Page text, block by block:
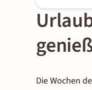
Die Wochen